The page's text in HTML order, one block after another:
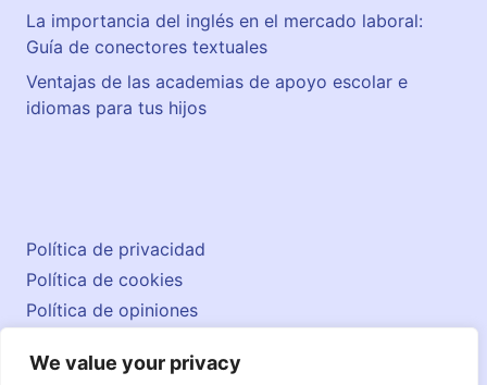
We value your privacy
La importancia del inglés en el mercado laboral:
Guía de conectores textuales
Ventajas de las academias de apoyo escolar e
idiomas para tus hijos
Política de privacidad
Política de cookies
Política de opiniones
Contacto